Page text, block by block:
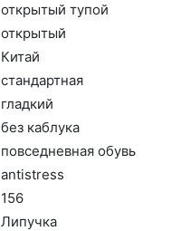
отк­ры­тый ту­пой
отк­ры­тый
Ки­тай
стан­дарт­ная
глад­кий
без каб­лу­ка
пов­седнев­ная обувь
an­tist­ress
156
Ли­пуч­ка